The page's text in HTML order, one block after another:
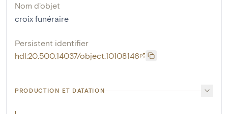
Nom d'objet
croix funéraire
Persistent identifier
hdl:20.500.14037/object.10108146
PRODUCTION ET DATATION